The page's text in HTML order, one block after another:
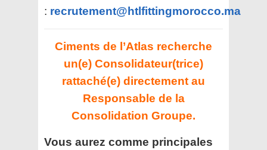
: recrutement@htlfittingmorocco.ma
Ciments de l’Atlas recherche
un(e) Consolidateur(trice)
rattaché(e) directement au
Responsable de la
Consolidation Groupe.
Vous aurez comme principales